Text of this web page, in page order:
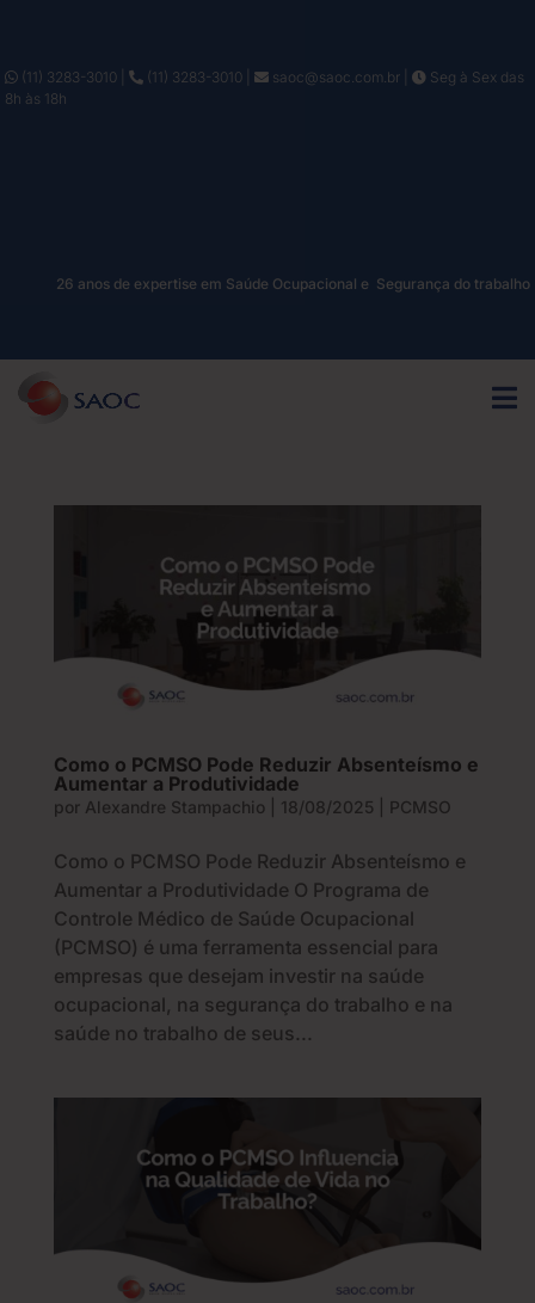
(11) 3283-3010 | (11) 3283-3010 | saoc@saoc.com.br |
Seg à Sex das
8h às 18h
26 anos de expertise em Saúde Ocupacional e Segurança do trabalho
Como o PCMSO Pode Reduzir Absenteísmo e
Aumentar a Produtividade
por Alexandre Stampachio 18/08/2025 PCMSO
Como o PCMSO Pode Reduzir Absenteísmo e
Aumentar a Produtividade O Programa de
Controle Médico de Saúde Ocupacional
(PCMSO) é uma ferramenta essencial para
empresas que desejam investir na saúde
ocupacional, na segurança do trabalho e na
saúde no trabalho de seus...